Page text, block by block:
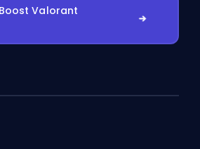
Valorant